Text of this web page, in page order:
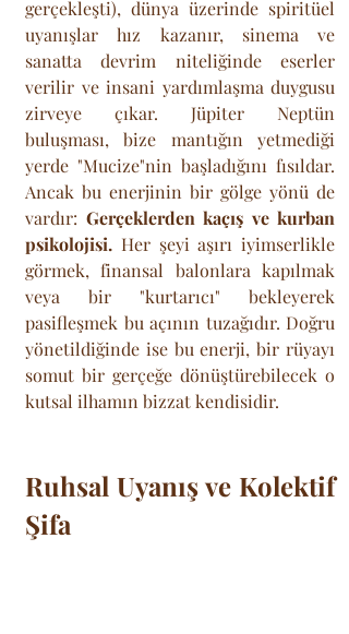
gerçekleşti), dünya üzerinde spiritüel
uyanışlar hız kazanır, sinema ve
sanatta devrim niteliğinde eserler
verilir ve insani yardımlaşma duygusu
zirveye çıkar. Jüpiter Neptün
buluşması, bize mantığın yetmediği
yerde "Mucize"nin başladığını fısıldar.
Ancak bu enerjinin bir gölge yönü de
vardır: Gerçeklerden kaçış ve kurban
psikolojisi. Her şeyi aşırı iyimserlikle
görmek, finansal balonlara kapılmak
veya bir "kurtarıcı" bekleyerek
pasifleşmek bu açının tuzağıdır. Doğru
yönetildiğinde ise bu enerji, bir rüyayı
somut bir gerçeğe dönüştürebilecek o
kutsal ilhamın bizzat kendisidir.
Ruhsal Uyanış ve Kolektif
Şifa